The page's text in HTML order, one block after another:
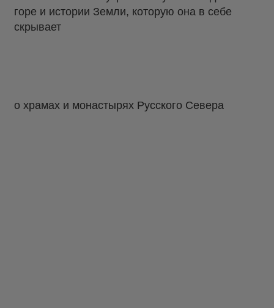
горе и истории Земли, которую она в себе
скрывает
о храмах и монастырях Русского Севера